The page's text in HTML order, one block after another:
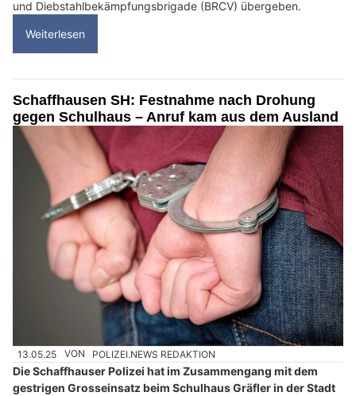
und Diebstahlbekämpfungsbrigade (BRCV) übergeben.
Weiterlesen
Schaffhausen SH: Festnahme nach Drohung
gegen Schulhaus – Anruf kam aus dem Ausland
13.05.25 VON POLIZEI.NEWS REDAKTION
Die Schaffhauser Polizei hat im Zusammengang mit dem
gestrigen Grosseinsatz beim Schulhaus Gräfler in der Stadt